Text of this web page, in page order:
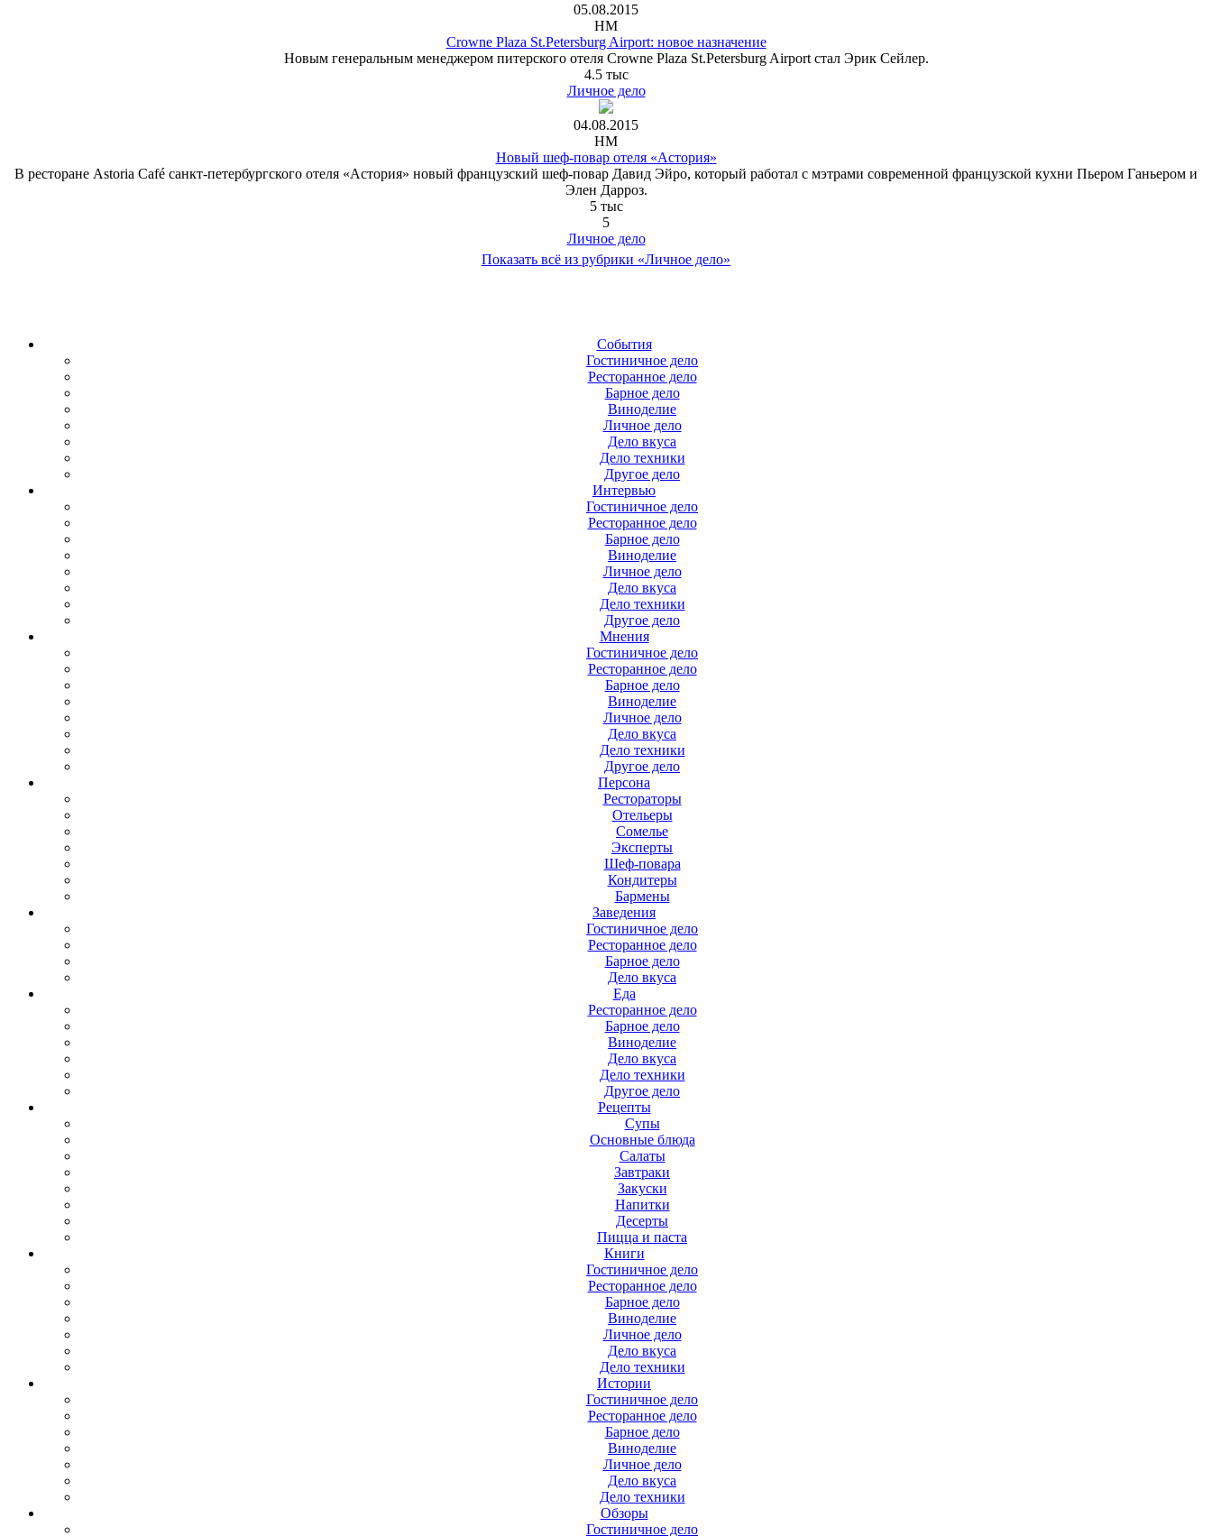
05.08.2015
HM
Crowne Plaza St.Petersburg Airport: новое назначение
Новым генеральным менеджером питерского отеля Crowne Plaza St.Petersburg Airport стал Эрик Сейлер.
4.5 тыс
Личное дело
04.08.2015
HM
Новый шеф-повар отеля «Астория»
В ресторане Astoria Café санкт-петербургского отеля «Астория» новый французский шеф-повар Давид Эйро, который работал с мэтрами современной французской кухни Пьером Ганьером и
Элен Дарроз.
5 тыс
5
Личное дело
Показать всё из рубрики «Личное дело»
События
Гостиничное дело
Ресторанное дело
Барное дело
Виноделие
Личное дело
Дело вкуса
Дело техники
Другое дело
Интервью
Гостиничное дело
Ресторанное дело
Барное дело
Виноделие
Личное дело
Дело вкуса
Дело техники
Другое дело
Мнения
Гостиничное дело
Ресторанное дело
Барное дело
Виноделие
Личное дело
Дело вкуса
Дело техники
Другое дело
Персона
Рестораторы
Отельеры
Сомелье
Эксперты
Шеф-повара
Кондитеры
Бармены
Заведения
Гостиничное дело
Ресторанное дело
Барное дело
Дело вкуса
Еда
Ресторанное дело
Барное дело
Виноделие
Дело вкуса
Дело техники
Другое дело
Рецепты
Супы
Основные блюда
Салаты
Завтраки
Закуски
Напитки
Десерты
Пицца и паста
Книги
Гостиничное дело
Ресторанное дело
Барное дело
Виноделие
Личное дело
Дело вкуса
Дело техники
Истории
Гостиничное дело
Ресторанное дело
Барное дело
Виноделие
Личное дело
Дело вкуса
Дело техники
Обзоры
Гостиничное дело